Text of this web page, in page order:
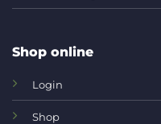
Shop online
Login
Shop